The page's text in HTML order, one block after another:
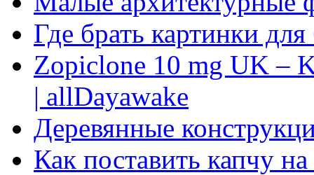
Где брать картинки
Zopiclone 10 mg UK –
| allDayawake
Деревянные
Как поставить капчу